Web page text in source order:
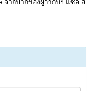
จากปากของผู้กำกับฯ แซ็ค ส